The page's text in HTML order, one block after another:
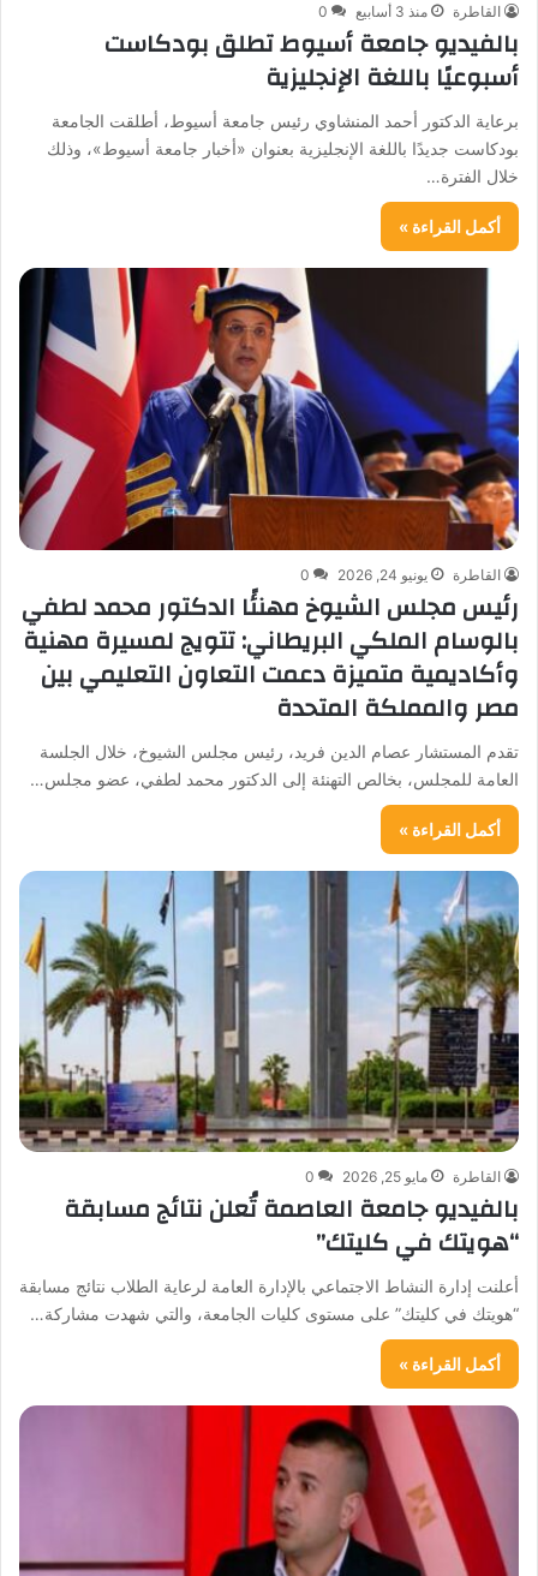
القاطرة منذ 3 أسابيع 0
بالفيديو جامعة أسيوط تطلق بودكاست
أسبوعيًا باللغة الإنجليزية
برعاية الدكتور أحمد المنشاوي رئيس جامعة أسيوط، أطلقت الجامعة
بودكاست جديدًا باللغة الإنجليزية بعنوان «أخبار جامعة أسيوط»، وذلك
خلال الفترة…
أكمل القراءة »
القاطرة يونيو 24, 2026 0
رئيس مجلس الشيوخ مهنئًا الدكتور محمد لطفي
بالوسام الملكي البريطاني: تتويج لمسيرة مهنية
وأكاديمية متميزة دعمت التعاون التعليمي بين
مصر والمملكة المتحدة
تقدم المستشار عصام الدين فريد، رئيس مجلس الشيوخ، خلال الجلسة
العامة للمجلس، بخالص التهنئة إلى الدكتور محمد لطفي، عضو مجلس…
أكمل القراءة »
القاطرة مايو 25, 2026 0
بالفيديو جامعة العاصمة تُعلن نتائج مسابقة
“هويتك في كليتك”
أعلنت إدارة النشاط الاجتماعي بالإدارة العامة لرعاية الطلاب نتائج مسابقة
“هويتك في كليتك” على مستوى كليات الجامعة، والتي شهدت مشاركة…
أكمل القراءة »